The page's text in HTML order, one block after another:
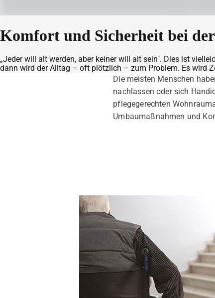
Komfort und Sicherheit bei der
„Jeder will alt werden, aber keiner will alt sein". Dies ist
dann wird der Alltag – oft plötzlich – zum Problem. Es wird
Die meisten Menschen
nachlassen oder sich
pflegegerechten
Umbaumaßnahmen und